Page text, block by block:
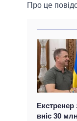
Про це
Екстренер
вніс 30